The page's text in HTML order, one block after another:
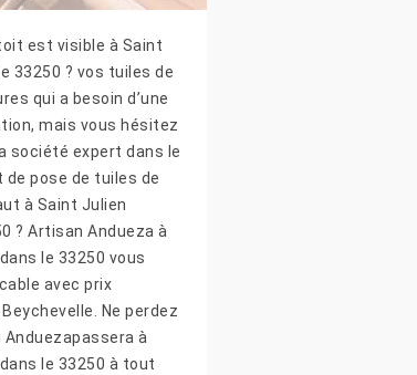
est visible à Saint
33250 ? vos tuiles de
qui a besoin d’une
mais vous hésitez
société expert dans le
pose de tuiles de
à Saint Julien
? Artisan Andueza à
le 33250 vous
avec prix
Ne perdez
à
le 33250 à tout